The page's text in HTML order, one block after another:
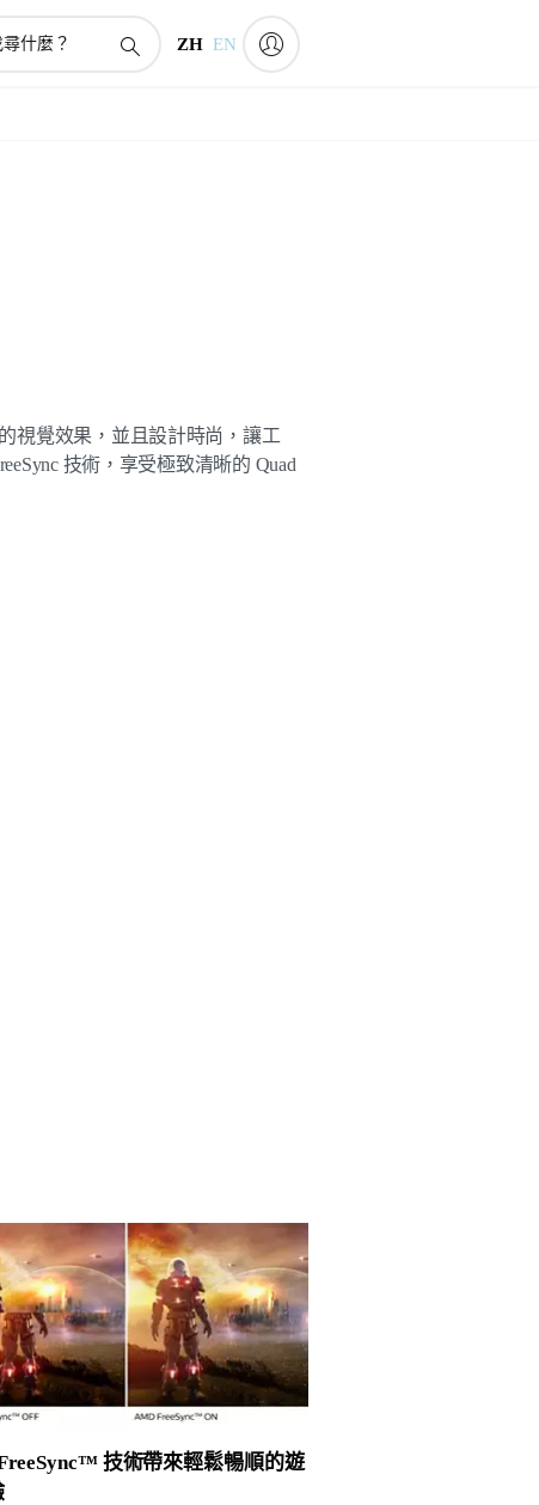
ZH EN
視覺效果，並且設計時尚，讓工
技術，享受極致清晰的 Quad
技術帶來輕鬆暢順的遊